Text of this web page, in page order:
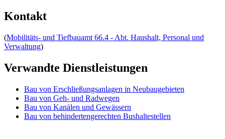
Kontakt
(Mobilitäts- und Tiefbauamt 66.4 - Abt. Haushalt, Personal und
Verwaltung)
Verwandte Dienstleistungen
Bau von Erschließungsanlagen in Neubaugebieten
Bau von Geh- und Radwegen
Bau von Kanälen und Gewässern
Bau von behindertengerechten Bushaltestellen